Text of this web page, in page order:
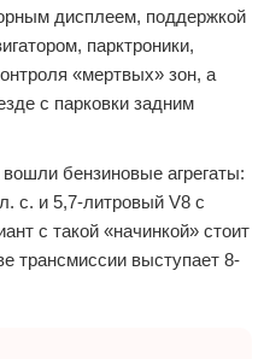
дисплеем, поддержкой
парктроники,
«мертвых» зон, а
с парковки задним
бензиновые агрегаты:
с. и 5,7-литровый V8 с
с такой «начинкой» стоит
трансмиссии выступает 8-